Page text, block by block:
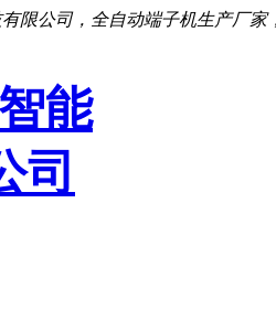
限公司，全自动端子机生产厂家